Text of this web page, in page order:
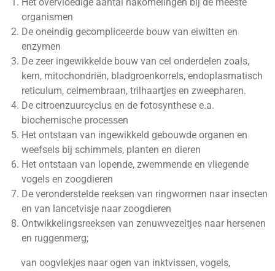
organismen
De oneindig gecompliceerde bouw van eiwitten en
enzymen
De zeer ingewikkelde bouw van cel onderdelen zoals,
kern, mitochondriën, bladgroenkorrels, endoplasmatisch
reticulum, celmembraan, trilhaartjes en zweepharen.
De citroenzuurcyclus en de fotosynthese e.a.
biochemische processen
Het ontstaan van ingewikkeld gebouwde organen en
weefsels bij schimmels, planten en dieren
Het ontstaan van lopende, zwemmende en vliegende
vogels en zoogdieren
De veronderstelde reeksen van ringwormen naar insecten
en van lancetvisje naar zoogdieren
Ontwikkelingsreeksen van zenuwvezeltjes naar hersenen
en ruggenmerg;
van oogvlekjes naar ogen van inktvissen, vogels,